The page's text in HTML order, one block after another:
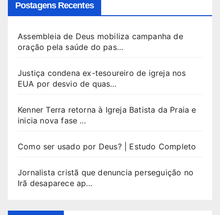
Postagens Recentes
Assembleia de Deus mobiliza campanha de
oração pela saúde do pas…
Justiça condena ex-tesoureiro de igreja nos
EUA por desvio de quas…
Kenner Terra retorna à Igreja Batista da Praia e
inicia nova fase …
Como ser usado por Deus? | Estudo Completo
Jornalista cristã que denuncia perseguição no
Irã desaparece ap…